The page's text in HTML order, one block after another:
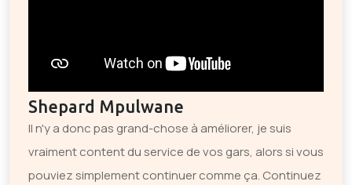
Shepard Mpulwane
Il n'y a donc pas grand-chose à améliorer, je suis
vraiment content du service de vos gars, alors si vous
pouviez simplement continuer comme ça. Continuez